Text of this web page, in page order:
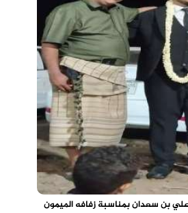
بن سعدان بمناسبة زفافه الميمون